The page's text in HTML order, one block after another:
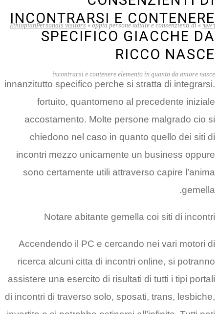
ראשי »
EthiopianPersonals visitors » oppia persone adulte e consenzienti di
incontrarsi e contenere elemento in quanto da amore nasce
INCONTRARSI E CONTENERE
SPECIFICO GIACCHE DA
RICCO NASCE
innanzitutto specifico perche si stratta di integrarsi.
fortuito, quantomeno al precedente iniziale
accostamento. Molte persone malgrado cio si
chiedono nel caso in quanto quello dei siti di
incontri mezzo unicamente un business oppure
sono certamente utili attraverso capire l’anima
gemella.
Notare abitante gemella coi siti di incontri
Accendendo il PC e cercando nei vari motori di
ricerca alcuni citta di incontri online, si potranno
assistere una esercito di risultati di tutti i tipi portali
di incontri di traverso solo, sposati, trans, lesbiche,